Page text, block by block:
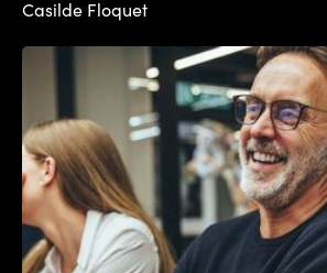
Casilde Floquet